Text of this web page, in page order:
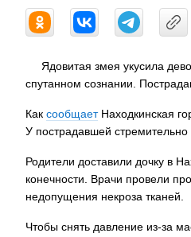
Ядовитая змея укусила
спутанном сознании.
Как сообщаетНаходкинская
У пострадавшей
Родители доставили дочку в
конечности. Врачи провели
недопущения некроза тканей.
Чтобы снять давление из-за